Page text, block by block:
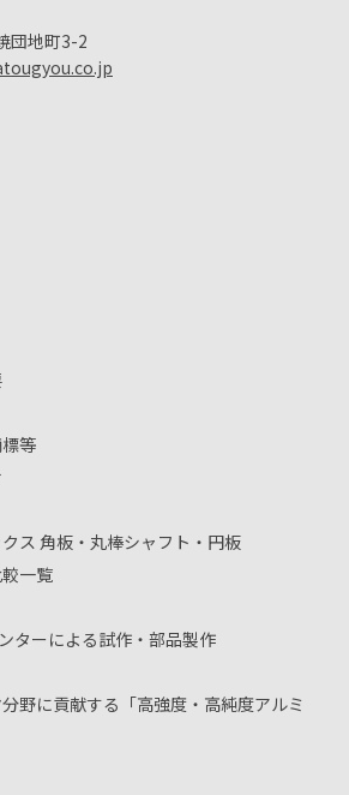
団地町3-2
等
ス 角板・丸棒シャフト・円板
一覧
ターによる試作・部品製作
野に貢献する「高強度・高純度アルミ